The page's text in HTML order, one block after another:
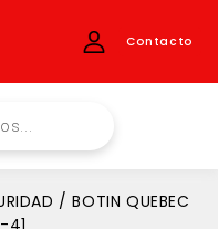
Contacto
/ BOTIN QUEBEC
41